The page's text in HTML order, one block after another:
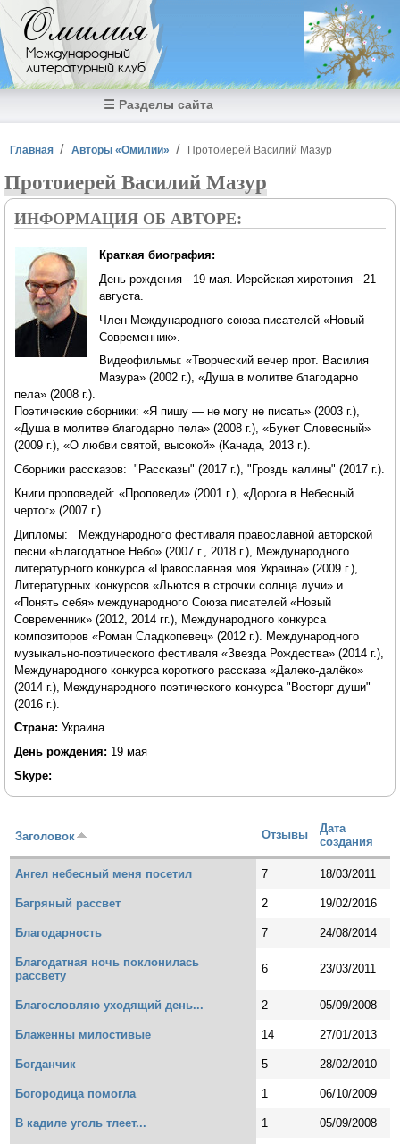
Перейти к основному содержанию
Омилия
Международный
литературный клуб
☰ Разделы сайта
Вы здесь
Главная Авторы «Омилии» Протоиерей Василий Мазур
Протоиерей Василий Мазур
ИНФОРМАЦИЯ ОБ АВТОРЕ:
Краткая биография:
День рождения - 19 мая. Иерейская хиротония - 21
августа.
Член Международного союза писателей «Новый
Современник».
Видеофильмы: «Творческий вечер прот. Василия
Мазура» (2002 г.), «Душа в молитве благодарно
пела» (2008 г.).
Поэтические сборники: «Я пишу — не могу не писать» (2003 г.),
«Душа в молитве благодарно пела» (2008 г.), «Букет Словесный»
(2009 г.), «О любви святой, высокой» (Канада, 2013 г.).
Сборники рассказов: "Рассказы" (2017 г.), "Гроздь калины" (2017 г.).
Книги проповедей: «Проповеди» (2001 г.), «Дорога в Небесный
чертог» (2007 г.).
Дипломы: Международного фестиваля православной авторской
песни «Благодатное Небо» (2007 г., 2018 г.), Международного
литературного конкурса «Православная моя Украина» (2009 г.),
Литературных конкурсов «Льются в строчки солнца лучи» и
«Понять себя» международного Союза писателей «Новый
Современник» (2012, 2014 гг.), Международного конкурса
композиторов «Роман Сладкопевец» (2012 г.). Международного
музыкально-поэтического фестиваля «Звезда Рождества» (2014 г.),
Международного конкурса короткого рассказа «Далеко-далёко»
(2014 г.), Международного поэтического конкурса "Восторг души"
(2016 г.).
Страна: Украина
День рождения: 19 мая
Skype:
Заголовок Отзывы
Дата
создания
Ангел небесный меня посетил 7 18/03/2011
Багряный рассвет 2 19/02/2016
Благодарность 7 24/08/2014
Благодатная ночь поклонилась
рассвету
6 23/03/2011
Благословляю уходящий день... 2 05/09/2008
Блаженны милостивые 14 27/01/2013
Богданчик 5 28/02/2010
Богородица помогла 1 06/10/2009
В кадиле уголь тлеет... 1 05/09/2008